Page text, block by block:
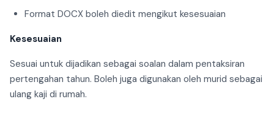
Format DOCX boleh diedit mengikut kesesuaian
Kesesuaian
Sesuai untuk dijadikan sebagai soalan dalam pentaksiran
pertengahan tahun. Boleh juga digunakan oleh murid sebagai
ulang kaji di rumah.